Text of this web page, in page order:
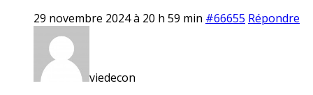
29 novembre 2024 à 20 h 59 min #66655 Répondre
viedecon